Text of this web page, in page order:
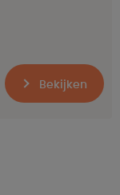
Bekijken